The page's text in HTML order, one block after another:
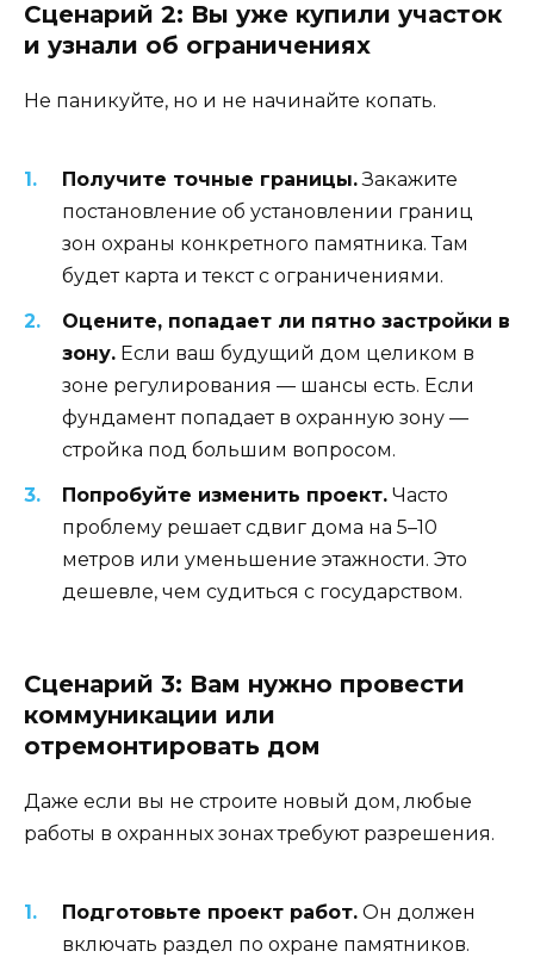
Сценарий 2: Вы уже купили участок
и узнали об ограничениях
Не паникуйте, но и не начинайте копать.
Получите точные границы.Закажите
постановление об установлении границ
зон охраны конкретного памятника. Там
будет карта и текст с ограничениями.
Оцените, попадает ли пятно застройки в
зону. Если ваш будущий дом целиком в
зоне регулирования — шансы есть. Если
фундамент попадает в охранную зону —
стройка под большим вопросом.
Попробуйте изменить проект. Часто
проблему решает сдвиг дома на 5–10
метров или уменьшение этажности. Это
дешевле, чем судиться с государством.
Сценарий 3: Вам нужно провести
коммуникации или
отремонтировать дом
Даже если вы не строите новый дом, любые
работы в охранных зонах требуют разрешения.
Подготовьте проект работ. Он должен
включать раздел по охране памятников.